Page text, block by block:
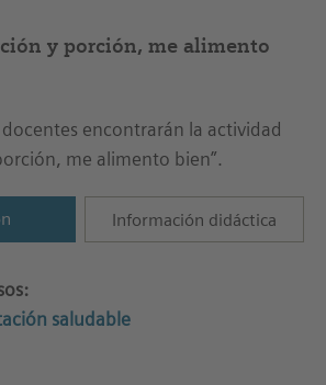
y porción, me alimento
encontrarán la actividad
me alimento bien”.
Información didáctica
saludable